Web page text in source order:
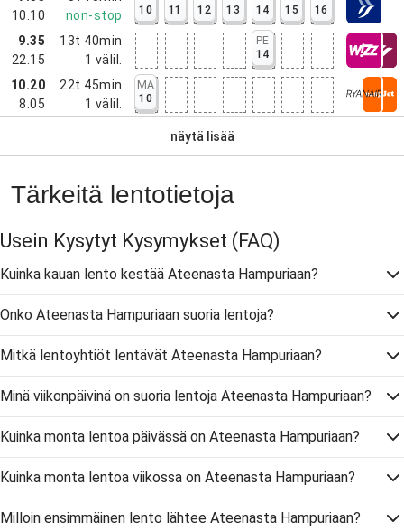
10.10
non-stop
10
11
12
13
14
15
16
9.35
22.15
13t 40min
1 välil.
PE
14
10.20
8.05
22t 45min
1 välil.
MA
10
näytä lisää
Tärkeitä lentotietoja
Usein Kysytyt Kysymykset (FAQ)
Kuinka kauan lento kestää Ateenasta Hampuriaan?
Onko Ateenasta Hampuriaan suoria lentoja?
Mitkä lentoyhtiöt lentävät Ateenasta Hampuriaan?
Minä viikonpäivinä on suoria lentoja Ateenasta Hampuriaan?
Kuinka monta lentoa päivässä on Ateenasta Hampuriaan?
Kuinka monta lentoa viikossa on Ateenasta Hampuriaan?
Milloin ensimmäinen lento lähtee Ateenasta Hampuriaan?